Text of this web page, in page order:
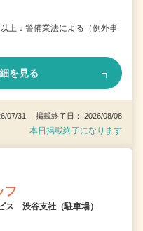
上：警備業法による（例外事
を見る
07/31 掲載終了日： 2026/08/08
本日掲載終了になります
フ
ス 渋谷支社（駐車場）